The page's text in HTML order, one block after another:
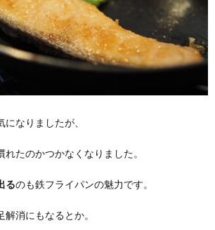
なりましたが、
たのかつかなくなりました。
るのも鉄フライパンの魅力です。
消にもなるとか。